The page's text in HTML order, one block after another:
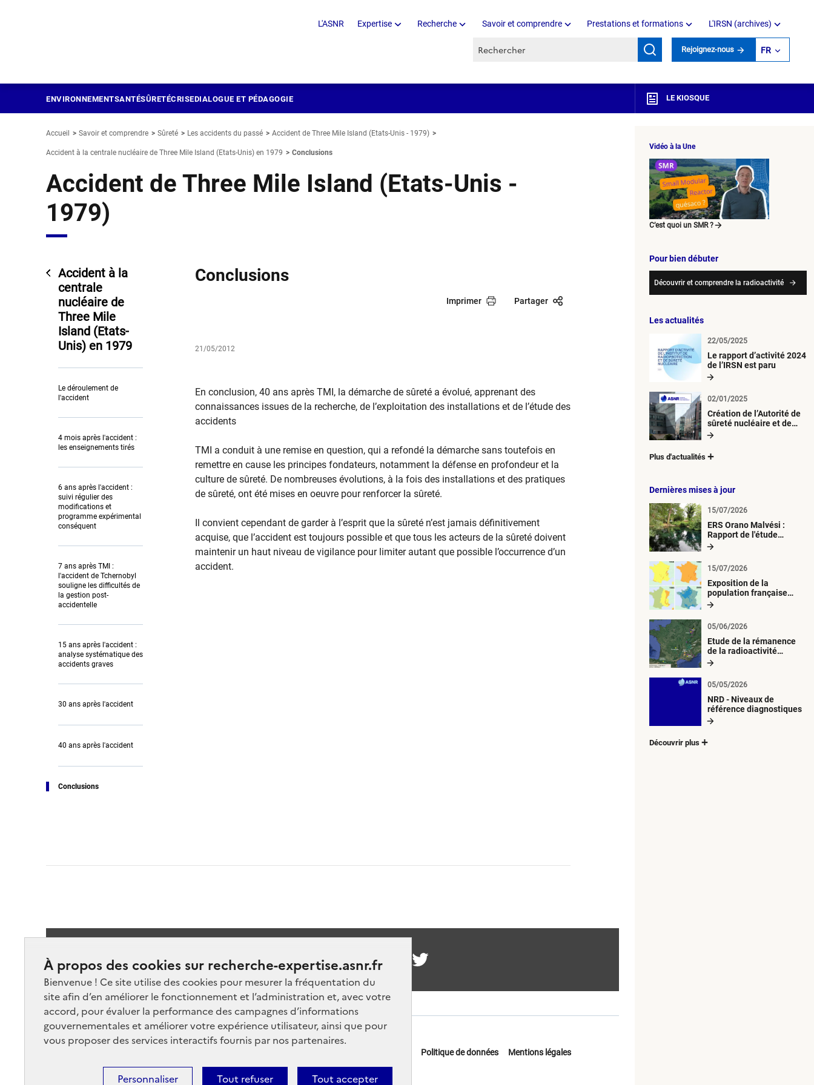
À propos des cookies sur recherche-expertise.asnr.fr
Bienvenue ! Ce site utilise des cookies pour mesurer la fréquentation du
site afin d’en améliorer le fonctionnement et l’administration et, avec votre
accord, pour évaluer la performance des campagnes d’informations
gouvernementales et améliorer votre expérience utilisateur, ainsi que pour
vous proposer des services interactifs fournis par nos partenaires.
Tout accepter
Tout refuser
Personnaliser
L'ASNR Expertise Recherche Savoir et comprendre Prestations et formations L'IRSN (archives)
Recherche par mots clés Rejoignez-nous FR
ENVIRONNEMENTSANTÉSÛRETÉCRISEDIALOGUE ET PÉDAGOGIE LE KIOSQUE
Accueil Savoir et comprendre Sûreté Les accidents du passé Accident de Three Mile Island (Etats-Unis - 1979)
Accident à la centrale nucléaire de Three Mile Island (Etats-Unis) en 1979 Conclusions
Accident de Three Mile Island (Etats-Unis -
1979)
Accident à la
centrale
nucléaire de
Three Mile
Island (Etats-
Unis) en 1979
Le déroulement de
l'accident
4 mois après l'accident :
les enseignements tirés
6 ans après l'accident :
suivi régulier des
modifications et
programme expérimental
conséquent
7 ans après TMI :
l'accident de Tchernobyl
souligne les difficultés de
la gestion post-
accidentelle
15 ans après l'accident :
analyse systématique des
accidents graves
30 ans après l'accident
40 ans après l'accident
Conclusions
Conclusions
Imprimer Partager
21/05/2012
En conclusion, 40 ans après TMI, la démarche de sûreté a évolué, apprenant des
connaissances issues de la recherche, de l’exploitation des installations et de l’étude des
accidents
TMI a conduit à une remise en question, qui a refondé la démarche sans toutefois en
remettre en cause les principes fondateurs, notamment la défense en profondeur et la
culture de sûreté. De nombreuses évolutions, à la fois des installations et des pratiques
de sûreté, ont été mises en oeuvre pour renforcer la sûreté.
Il convient cependant de garder à l’esprit que la sûreté n’est jamais définitivement
acquise, que l’accident est toujours possible et que tous les acteurs de la sûreté doivent
maintenir un haut niveau de vigilance pour limiter autant que possible l’occurrence d’un
accident.
Vidéo à la Une
C’est quoi un SMR ?
Pour bien débuter
Découvrir et comprendre la radioactivité
Les actualités
Le rapport d’activité 2024
de l’IRSN est paru
22/05/2025
Création de l’Autorité de
sûreté nucléaire et de
radioprotection (ASNR)
02/01/2025
Plus d'actualités
Dernières mises à jour
ERS Orano Malvési :
Rapport de l'étude
radiologique du milieu
15/07/2026
Exposition de la
population française
métropolitaine aux
atmosphériques
radioactives depuis 1945
15/07/2026
Etude de la rémanence
de la radioactivité
d’origine artificielle
05/06/2026
NRD - Niveaux de
référence diagnostiques
05/05/2026
Découvrir plus
Suivez-nous
Politique de données Mentions légales
Plan du site Contactez-nous